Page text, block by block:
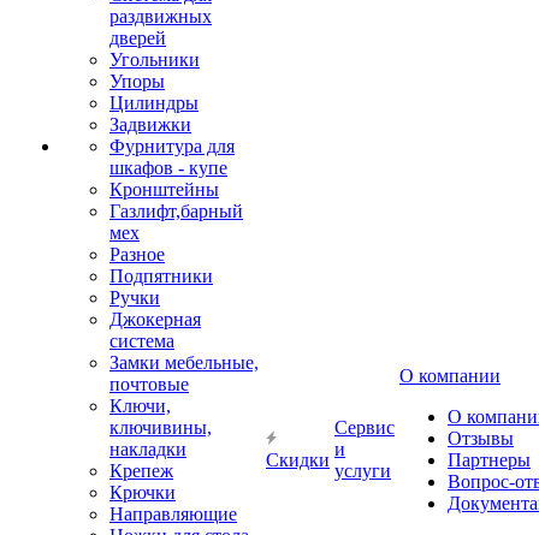
раздвижных
дверей
Угольники
Упоры
Цилиндры
Задвижки
Фурнитура для
шкафов - купе
Кронштейны
Газлифт,барный
мех
Разное
Подпятники
Ручки
Джокерная
система
Замки мебельные,
почтовые
Ключи,
ключивины,
накладки
Крепеж
Крючки
Направляющие
Скидки
Сервис
и
услуги
О компании
О
Отзывы
Партнеры
Вопрос-